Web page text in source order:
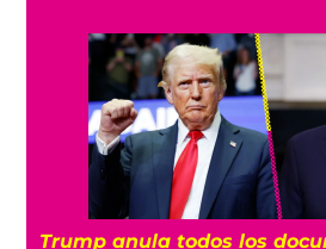
Trump anula todos los